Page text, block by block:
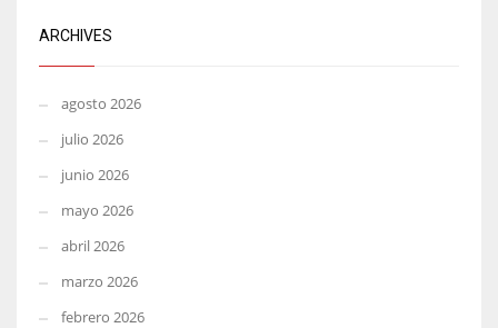
ARCHIVES
agosto 2026
julio 2026
junio 2026
mayo 2026
abril 2026
marzo 2026
febrero 2026